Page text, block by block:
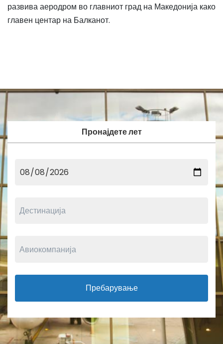
развива аеродром во главниот град на Македонија како
главен центар на Балканот.
Пронајдете лет
Пребарување